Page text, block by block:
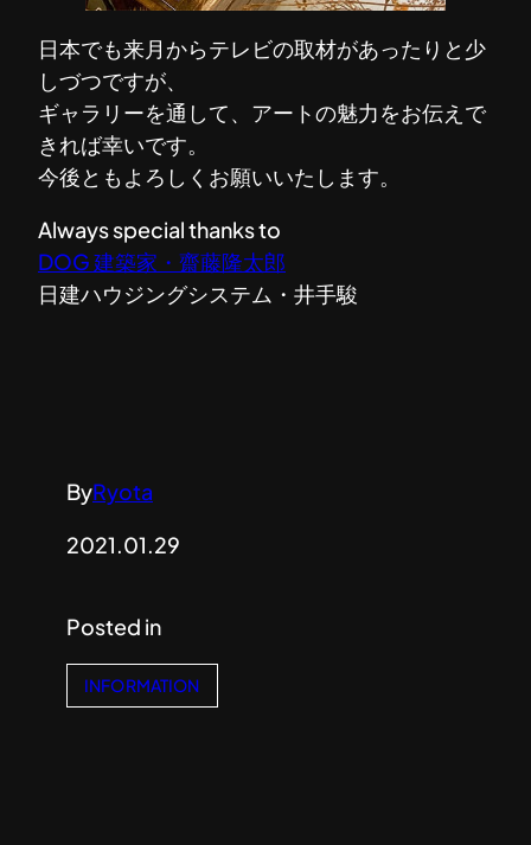
日本でも来月からテレビの取材があったりと少
しづつですが、
ギャラリーを通して、アートの魅力をお伝えで
きれば幸いです。
今後ともよろしくお願いいたします。
Always special thanks to
DOG 建築家・齋藤隆太郎
日建ハウジングシステム・井手駿
ByRyota
2021.01.29
Posted in
INFORMATION